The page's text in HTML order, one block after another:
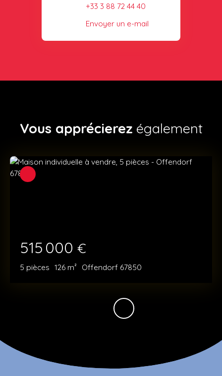
+33 3 88 72 44 40
Envoyer un e-mail
Vous apprécierez également
515 000 €
5 pièces 126 m² Offendorf 67850